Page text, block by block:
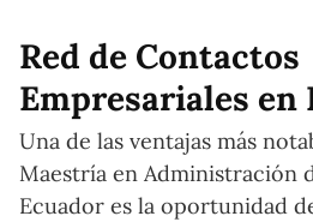
Red de Contactos
Empresariales en
Una de las ventajas más
Maestría en Administración
Ecuador es la oportunidad